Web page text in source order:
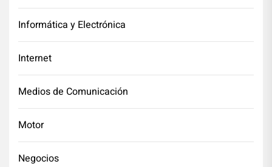
Informática y Electrónica
Internet
Medios de Comunicación
Motor
Negocios